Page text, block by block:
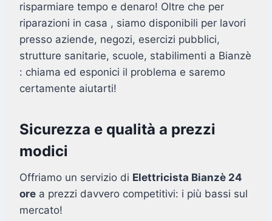
risparmiare tempo e denaro! Oltre che per
riparazioni in casa , siamo disponibili per lavori
presso aziende, negozi, esercizi pubblici,
strutture sanitarie, scuole, stabilimenti a Bianzè
: chiama ed esponici il problema e saremo
certamente aiutarti!
Sicurezza e qualità a prezzi
modici
Offriamo un servizio di Elettricista Bianzè 24
ore a prezzi davvero competitivi: i più bassi sul
mercato!